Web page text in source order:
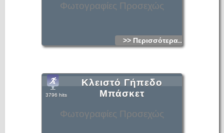
Φωτογραφίες Προσεχώς
>> Περισσότερα...
Φωτογραφίες Προσεχώς
Κλειστό Γήπεδο
Μπάσκετ
3796 hits